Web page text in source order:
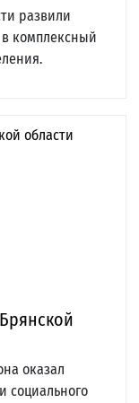
развили
комплексный
оказал
социального